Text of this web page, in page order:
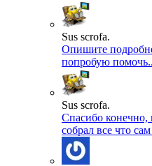
Sus scrofa.
Опишите
попробую
Sus scrofa.
Спасибо конечно,
собрал все что